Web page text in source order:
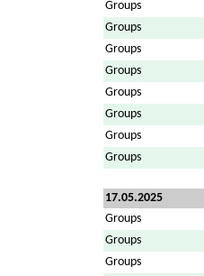
Groups
Groups
Groups
Groups
Groups
Groups
Groups
Groups
17.05.2025
Groups
Groups
Groups